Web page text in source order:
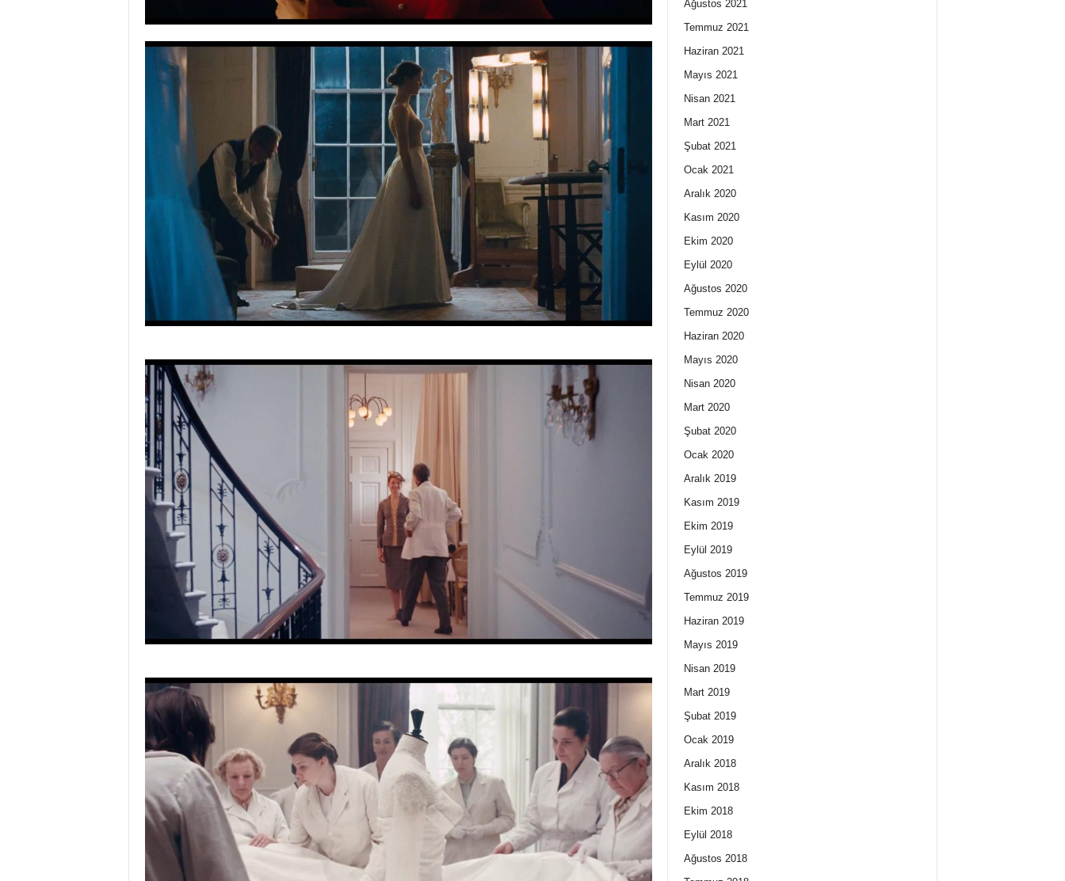
Ağustos 2021
Temmuz 2021
Haziran 2021
Mayıs 2021
Nisan 2021
Mart 2021
Şubat 2021
Ocak 2021
Aralık 2020
Kasım 2020
Ekim 2020
Eylül 2020
Ağustos 2020
Temmuz 2020
Haziran 2020
Mayıs 2020
Nisan 2020
Mart 2020
Şubat 2020
Ocak 2020
Aralık 2019
Kasım 2019
Ekim 2019
Eylül 2019
Ağustos 2019
Temmuz 2019
Haziran 2019
Mayıs 2019
Nisan 2019
Mart 2019
Şubat 2019
Ocak 2019
Aralık 2018
Kasım 2018
Ekim 2018
Eylül 2018
Ağustos 2018